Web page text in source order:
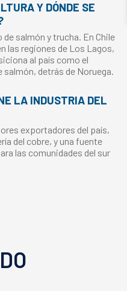
Y DÓNDE SE
salmón y trucha. En Chile
las regiones de Los Lagos,
al país como el
detrás de Noruega.
LA INDUSTRIA DEL
exportadores del país,
del cobre, y una fuente
las comunidades del sur